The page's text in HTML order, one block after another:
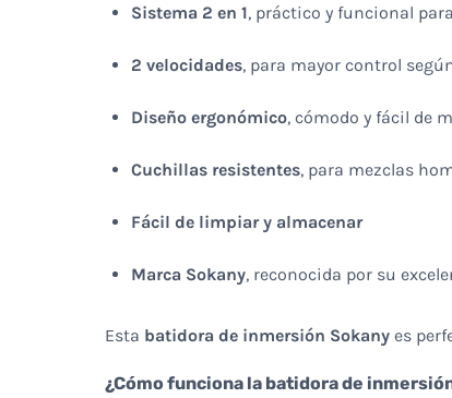
Sistema 2 en 1, práctico y funcional
2 velocidades, para mayor control
Diseño ergonómico, cómodo y fácil de
Cuchillas resistentes, para mezclas
Fácil de limpiar y almacenar
Marca Sokany, reconocida por su
Esta batidora de inmersión Sokany es
¿Cómo funciona la batidora de